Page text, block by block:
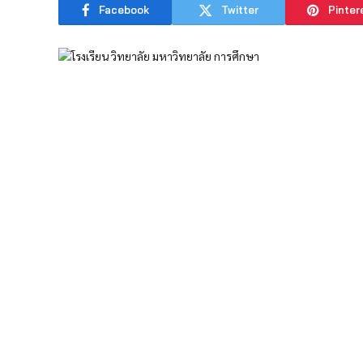
Facebook Twitter